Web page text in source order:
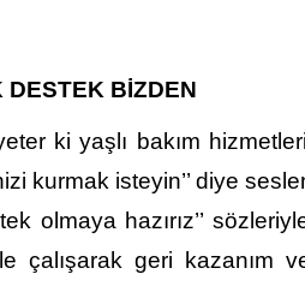
DESTEK BİZDEN
ki yaşlı bakım
kurmak isteyin’’ diye
olmaya hazırız’’
çalışarak geri kazanım